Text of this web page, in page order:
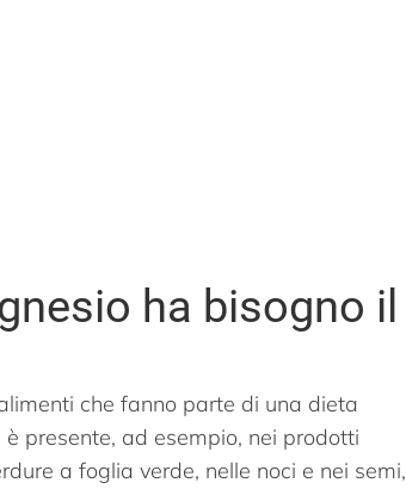
ha bisogno il
che fanno parte di una dieta
presente, ad esempio, nei prodotti
a foglia verde, nelle noci e nei semi,